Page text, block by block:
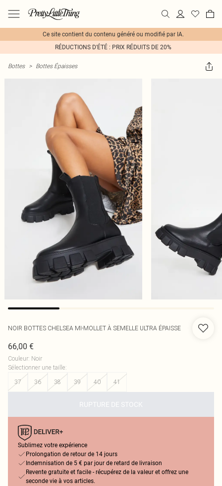
Ce site contient du contenu généré ou modifié par IA.
RÉDUCTIONS D'ÉTÉ : PRIX RÉDUITS DE 20%
Bottes > Bottes Épaisses
NOIR BOTTES CHELSEA MI-MOLLET À SEMELLE ULTRA ÉPAISSE
66,00 €
Couleur: Noir
Sélectionner une taille:
37
36 38 39 40 41
RUPTURE DE STOCK
Sublimez votre expérience
Prolongation de retour de 14 jours
Indemnisation de 5 € par jour de retard de livraison
Revente gratuite et facile - récupérez de la valeur et offrez une
seconde vie à vos articles.